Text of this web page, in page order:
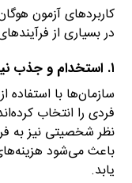
کاربردهای آزمون
در بسیاری از
۱. استخدام و جذب نیروهای جدید
سازمان‌ها با استفاده
فردی را انتخاب
نظر شخصیتی نیز به
باعث می‌شود
یابد.